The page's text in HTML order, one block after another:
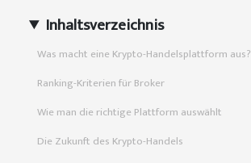
Inhaltsverzeichnis
Was macht eine Krypto-Handelsplattform aus?
Ranking-Kriterien für Broker
Wie man die richtige Plattform auswählt
Die Zukunft des Krypto-Handels